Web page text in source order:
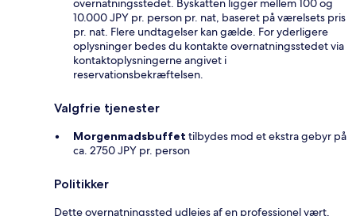
overnatningsstedet. Byskatten ligger mellem 100 og
10.000 JPY pr. person pr. nat, baseret på værelsets pris
pr. nat. Flere undtagelser kan gælde. For yderligere
oplysninger bedes du kontakte overnatningsstedet via
kontaktoplysningerne angivet i
reservationsbekræftelsen.
Valgfrie tjenester
Morgenmadsbuffet tilbydes mod et ekstra gebyr på
ca. 2750 JPY pr. person
Politikker
Dette overnatningssted udlejes af en professionel vært,